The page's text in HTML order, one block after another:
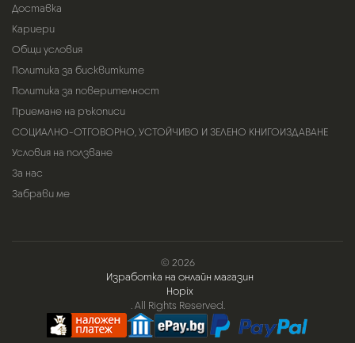
Доставка
Кариери
Общи условия
Политика за бисквитките
Политика за поверителност
Приемане на ръкописи
СОЦИАЛНО-ОТГОВОРНО, УСТОЙЧИВО И ЗЕЛЕНО КНИГОИЗДАВАНЕ
Условия на ползване
За нас
Забрави ме
© 2026
Изработка на онлайн магазин
Hopix
. All Rights Reserved.